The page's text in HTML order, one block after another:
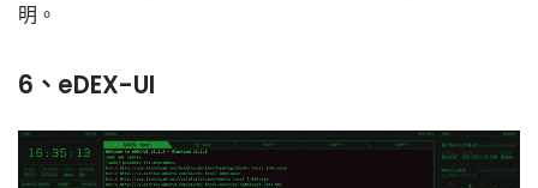
明。
6、eDEX-UI